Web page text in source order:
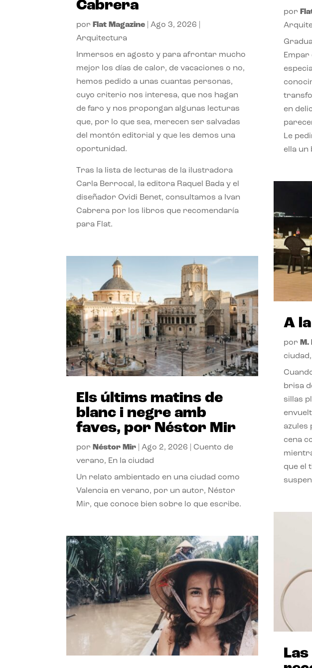
Cabrera
por Flat Magazine |Ago 3, 2026
Arquitectura
Inmersos en agosto y para afrontar mucho
mejor los días de calor, de vacaciones o no,
hemos pedido a unas cuantas personas,
cuyo criterio nos interesa, que nos hagan
de faro y nos propongan algunas lecturas
que, por lo que sea, merecen ser salvadas
del montón editorial y que les demos una
oportunidad.
Tras la lista de lecturas de la ilustradora
Carla Berrocal, la editora Raquel Bada y el
diseñador Ovidi Benet, consultamos a Ivan
Cabrera por los libros que recomendaría
para Flat.
Els últims matins de
blanc i negre amb
faves, por Néstor Mir
por Néstor Mir |Ago 2, 2026 |Cuento de
verano, En la ciudad
Un relato ambientado en una ciudad como
Valencia en verano, por un autor, Néstor
Mir, que conoce bien sobre lo que escribe.
por
Empar
en
Le
ella un
A
por M.
ciudad,
brisa
sillas
azules
cena
que el